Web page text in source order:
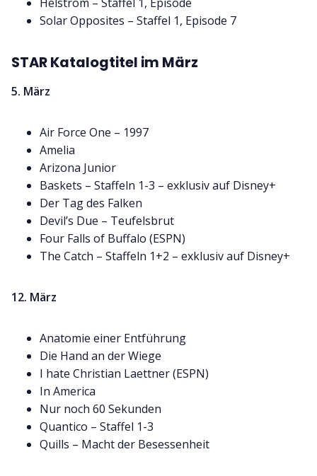
Solar Opposites – Staffel 1, Episode 7
STAR Katalogtitel im März
5. März
Air Force One – 1997
Amelia
Arizona Junior
Baskets – Staffeln 1-3 – exklusiv auf Disney+
Der Tag des Falken
Devil’s Due – Teufelsbrut
Four Falls of Buffalo (ESPN)
The Catch – Staffeln 1+2 – exklusiv auf Disney+
12. März
Anatomie einer Entführung
Die Hand an der Wiege
I hate Christian Laettner (ESPN)
In America
Nur noch 60 Sekunden
Quantico – Staffel 1-3
Quills – Macht der Besessenheit